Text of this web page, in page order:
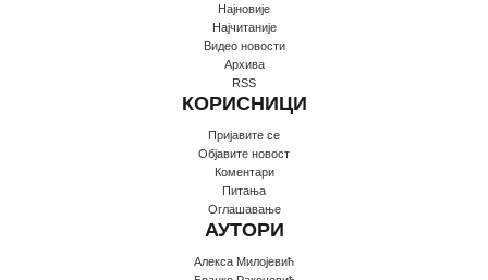
Најновије
Најчитаније
Видео новости
Архива
RSS
КОРИСНИЦИ
Пријавите се
Oбјавите новост
Коментари
Питања
Оглашавање
АУТОРИ
Алекса Милојевић